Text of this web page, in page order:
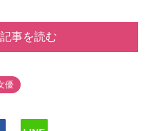
事を読む
優